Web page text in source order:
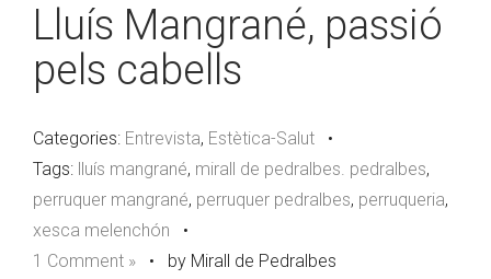
Lluís Mangrané, passió
pels cabells
Categories: Entrevista, Estètica-Salut •
Tags: lluís mangrané, mirall de pedralbes. pedralbes,
perruquer mangrané, perruquer pedralbes, perruqueria,
xesca melenchón •
1 Comment » • by Mirall de Pedralbes